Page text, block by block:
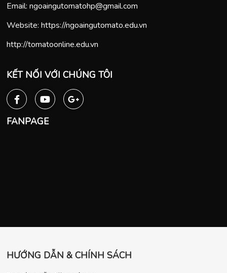
Email: ngoaingutomatohp@gmail.com
Website: https://ngoaingutomato.edu.vn
http://tomatoonline.edu.vn
KẾT NỐI VỚI CHÚNG TÔI
FANPAGE
HƯỚNG DẪN & CHÍNH SÁCH